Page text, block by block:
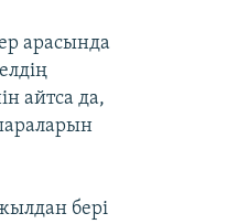
арасында
айтса да,
бері